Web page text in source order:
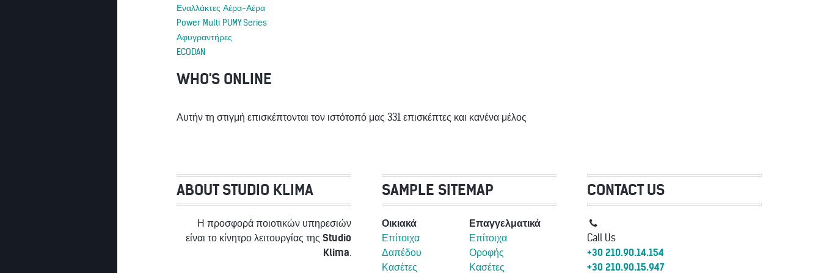
Εναλλάκτες Αέρα-Αέρα
Power Multi PUMY Series
Αφυγραντήρες
ECODAN
WHO'S ONLINE
Αυτήν τη στιγμή επισκέπτονται τον ιστότοπό μας 331 επισκέπτες και κανένα μέλος
ABOUT STUDIO KLIMA
Η προσφορά ποιοτικών υπηρεσιών
είναι το κίνητρο λειτουργίας της Studio
Klima
SAMPLE SITEMAP
Οικιακά
Επίτοιχα
Δαπέδου
Κασέτες
Επαγγελματικά
Επίτοιχα
Οροφής
Κασέτες
CONTACT US
Call Us
+30 210.90.14.154
+30 210.90.15.947